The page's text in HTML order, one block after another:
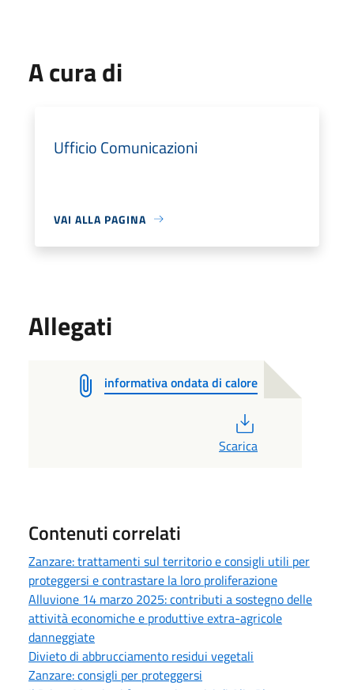
A cura di
Ufficio Comunicazioni
VAI ALLA PAGINA
Allegati
informativa ondata di calore
Scarica
Contenuti correlati
Zanzare: trattamenti sul territorio e consigli utili per
proteggersi e contrastare la loro proliferazione
Alluvione 14 marzo 2025: contributi a sostegno delle
attività economiche e produttive extra-agricole
danneggiate
Divieto di abbrucciamento residui vegetali
Zanzare: consigli per proteggersi